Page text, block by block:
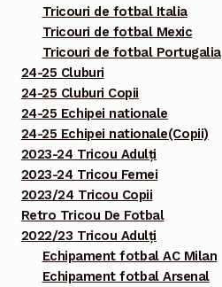
Tricouri de fotbal Italia
Tricouri de fotbal Mexic
Tricouri de fotbal Portugalia
24-25 Cluburi
24-25 Cluburi Copii
24-25 Echipei nationale
24-25 Echipei nationale(Copii)
2023-24 Tricou Adulți
2023-24 Tricou Femei
2023/24 Tricou Copii
Retro Tricou De Fotbal
2022/23 Tricou Adulți
Echipament fotbal AC Milan
Echipament fotbal Arsenal